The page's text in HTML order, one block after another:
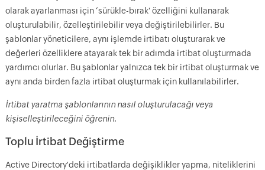
olarak ayarlanması için ‘sürükle-bırak' özelliğini kullanarak
oluşturulabilir, özelleştirilebilir veya değiştirilebilirler. Bu
şablonlar yöneticilere, aynı işlemde irtibatı oluşturarak ve
değerleri özelliklere atayarak tek bir adımda irtibat oluşturmada
yardımcı olurlar. Bu şablonlar yalnızca tek bir irtibat oluşturmak ve
aynı anda birden fazla irtibat oluşturmak için kullanılabilirler.
İrtibat yaratma şablonlarının nasıl oluşturulacağı veya
kişiselleştirileceğini öğrenin.
Toplu İrtibat Değiştirme
Active Directory'deki irtibatlarda değişiklikler yapma, niteliklerini